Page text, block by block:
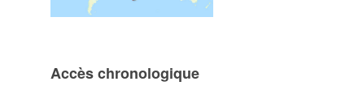
Accès chronologique